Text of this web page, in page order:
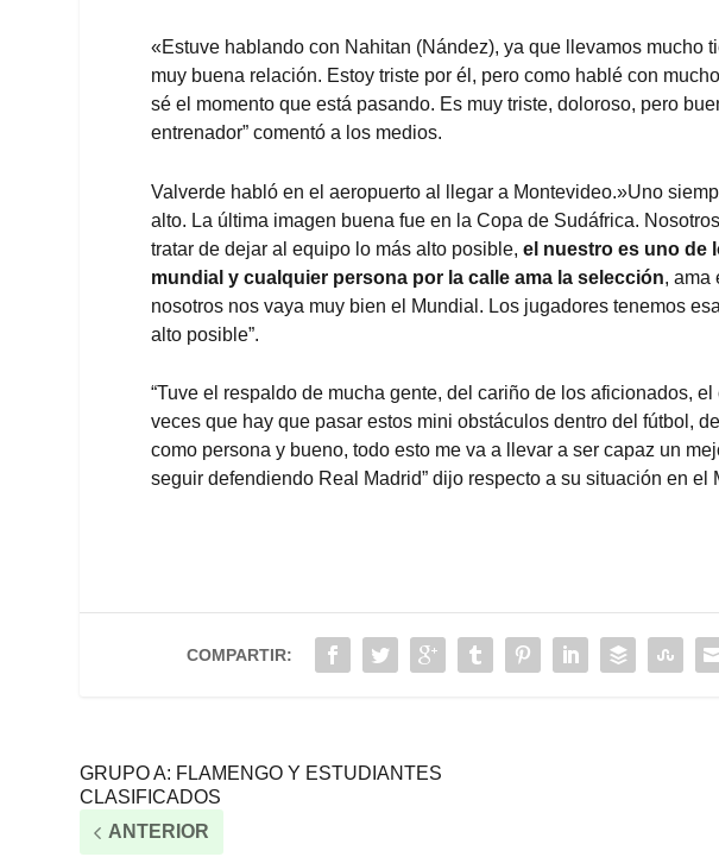
«Estuve hablando con Nahitan (Nández), ya que llevamos mucho
muy buena relación. Estoy triste por él, pero como hablé con
sé el momento que está pasando. Es muy triste, doloroso, pero
entrenador” comentó a los medios.
Valverde habló en el aeropuerto al llegar a Montevideo.»Uno
alto. La última imagen buena fue en la Copa de Sudáfrica.
tratar de dejar al equipo lo más alto posible,el nuestro es uno de
mundial y cualquier persona por la calle ama la selección, ama
nosotros nos vaya muy bien el Mundial. Los jugadores tenemos
alto posible”.
“Tuve el respaldo de mucha gente, del cariño de los aficionados,
veces que hay que pasar estos mini obstáculos dentro del fútbol,
como persona y bueno, todo esto me va a llevar a ser capaz un
seguir defendiendo Real Madrid” dijo respecto a su situación en el
COMPARTIR:
GRUPO A: FLAMENGO Y ESTUDIANTES
CLASIFICADOS
ANTERIOR